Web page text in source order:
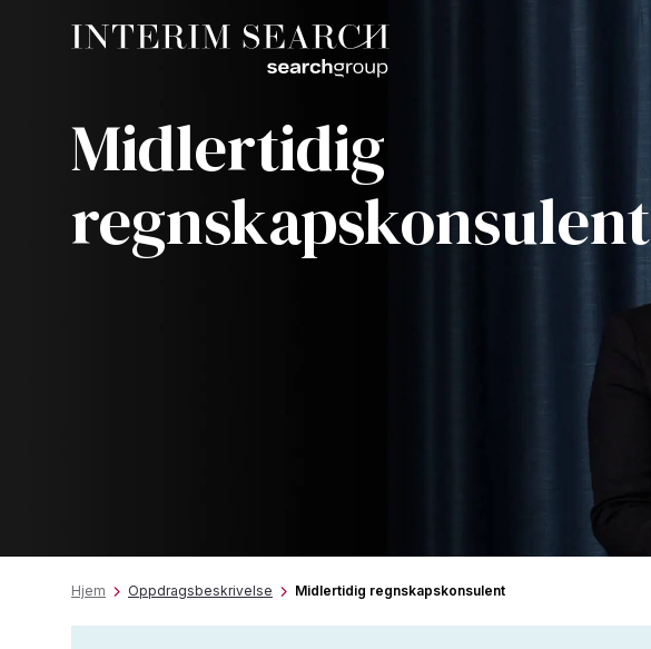
Midlertidig
regnskapskonsulent
Hjem Oppdragsbeskrivelse Midlertidig regnskapskonsulent